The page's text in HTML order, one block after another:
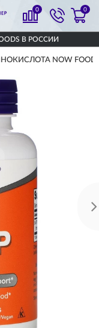
0 0
В РОССИИ
NOW